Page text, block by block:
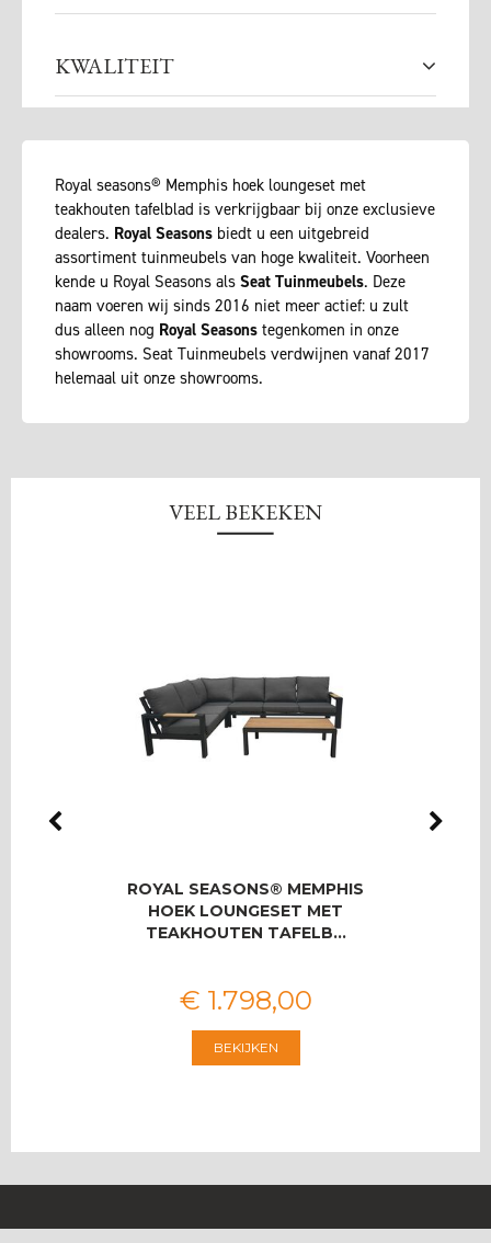
KWALITEIT
Royal seasons® Memphis hoek loungeset met
teakhouten tafelblad is verkrijgbaar bij onze exclusieve
dealers. Royal Seasons biedt u een uitgebreid
assortiment tuinmeubels van hoge kwaliteit. Voorheen
kende u Royal Seasons als Seat Tuinmeubels. Deze
naam voeren wij sinds 2016 niet meer actief: u zult
dus alleen nog Royal Seasons tegenkomen in onze
showrooms. Seat Tuinmeubels verdwijnen vanaf 2017
helemaal uit onze showrooms.
VEEL BEKEKEN
ROYAL SEASONS® MEMPHIS
HOEK LOUNGESET MET
TEAKHOUTEN TAFELB…
€ 1.798,00
BEKIJKEN